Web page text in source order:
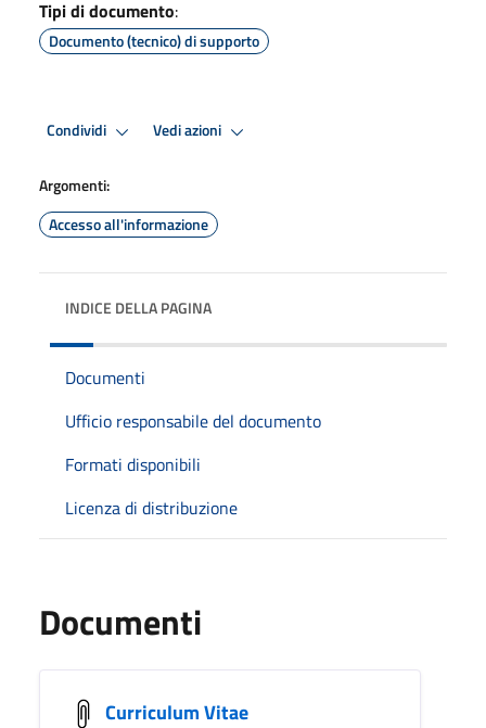
Tipi di documento:
Documento (tecnico) di supporto
Condividi Vedi azioni
Argomenti:
Accesso all'informazione
INDICE DELLA PAGINA
Documenti
Ufficio responsabile del documento
Formati disponibili
Licenza di distribuzione
Documenti
Curriculum Vitae